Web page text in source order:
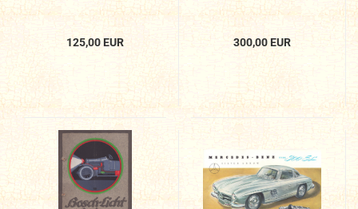
125,00 EUR 300,00 EUR